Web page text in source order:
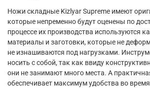
Ножи складные KizlyarSupreme имеют
которые непременно будут оценены по
процессе их производства используются
материалы и заготовки, которые не
не изнашиваются под нагрузками.
носить с собой, так как ввиду
они не занимают много места. А
обеспечивает максимум удобства во